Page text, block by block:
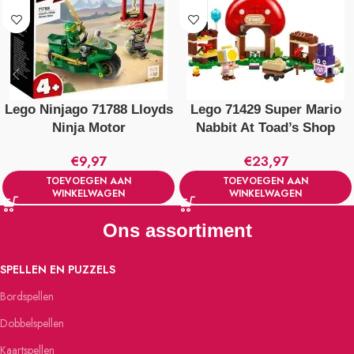
Lego Ninjago 71788 Lloyds
Ninja Motor
€9,97
TOEVOEGEN AAN
WINKELWAGEN
Lego 71429 Super Mario
Nabbit At Toad’s Shop
€23,97
TOEVOEGEN AAN
WINKELWAGEN
Ons assortiment
SPELLEN EN PUZZELS
Bordspellen
Dobbelspellen
Kaartspellen